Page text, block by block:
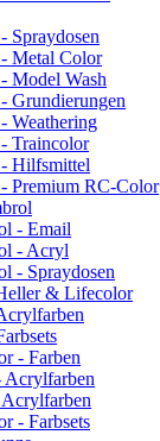
Spraydosen
Metal Color
Model Wash
Grundierungen
Weathering
Traincolor
Hilfsmittel
Premium RC-Color
- Email
- Acryl
- Spraydosen
& Lifecolor
- Farben
Acrylfarben
- Farbsets